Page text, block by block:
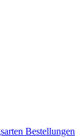
Bestellungen